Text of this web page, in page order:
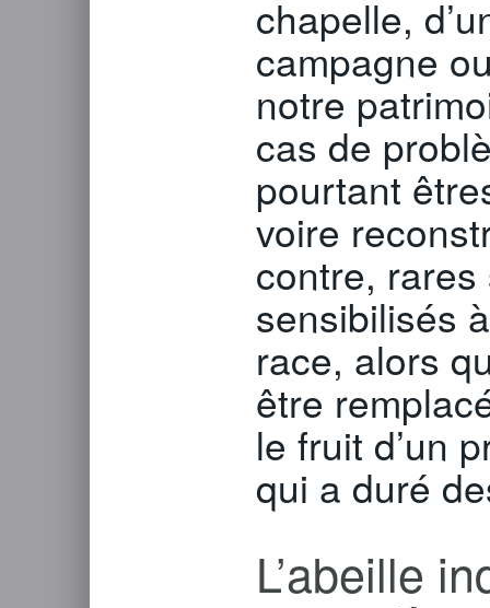
chapelle,
campagne
notre
cas de
pourtant
voire
contre,
sensibilisés
race, alors
être
le fruit d’un
qui a duré
L’abeille